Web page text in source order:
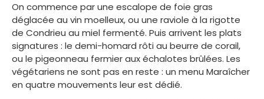
On commence par une escalope de foie gras
déglacée au vin moelleux, ou une raviole à la rigotte
de Condrieu au miel fermenté. Puis arrivent les plats
signatures : le demi-homard rôti au beurre de corail,
ou le pigeonneau fermier aux échalotes brûlées. Les
végétariens ne sont pas en reste : un menu Maraîcher
en quatre mouvements leur est dédié.